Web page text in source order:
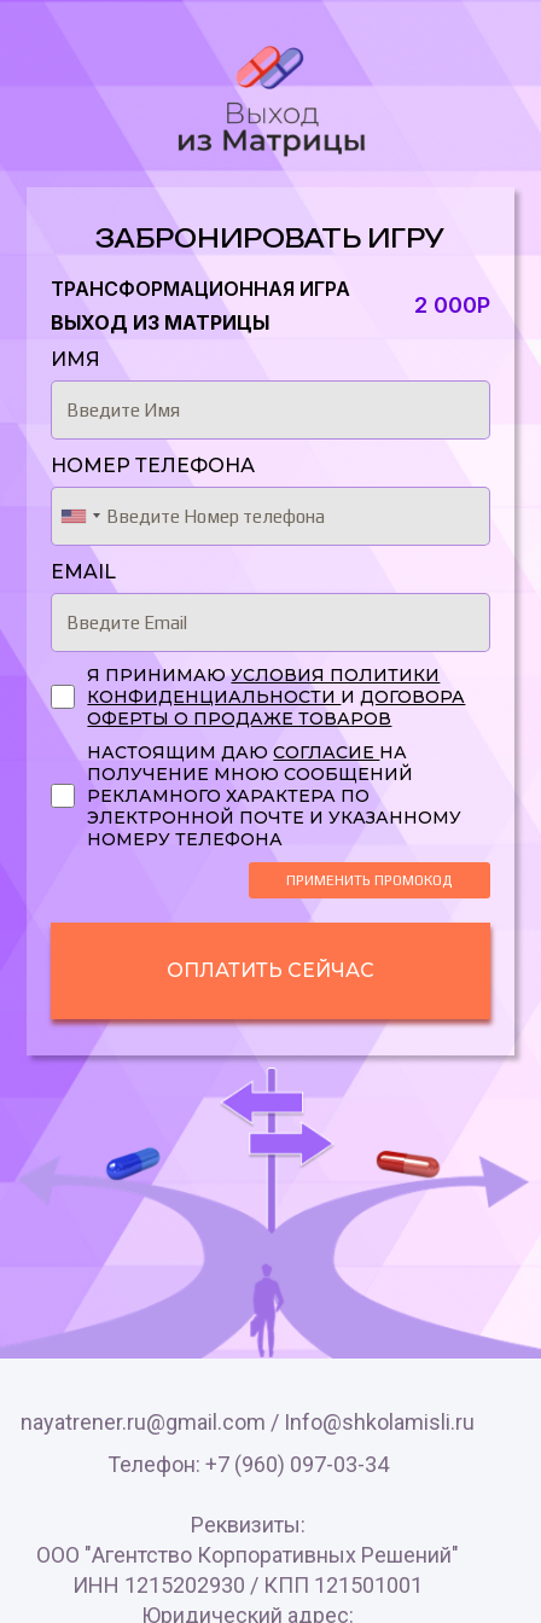
ЗАБРОНИРОВАТЬ ИГРУ
ТРАНСФОРМАЦИОННАЯ ИГРА
ВЫХОД ИЗ МАТРИЦЫ
2 000Р
ИМЯ
НОМЕР ТЕЛЕФОНА
EMAIL
Я ПРИНИМАЮУСЛОВИЯ ПОЛИТИКИ
КОНФИДЕНЦИАЛЬНОСТИ ИДОГОВОРА
ОФЕРТЫ О ПРОДАЖЕ ТОВАРОВ
НАСТОЯЩИМ ДАЮСОГЛАСИЕ НА
ПОЛУЧЕНИЕ МНОЮ СООБЩЕНИЙ
РЕКЛАМНОГО ХАРАКТЕРА ПО
ЭЛЕКТРОННОЙ ПОЧТЕ И УКАЗАННОМУ
НОМЕРУ ТЕЛЕФОНА
ПРИМЕНИТЬ ПРОМОКОД
ОПЛАТИТЬ СЕЙЧАС
nayatrener.ru@gmail.com / Info@shkolamisli.ru
Телефон: +7 (960) 097-03-34
Реквизиты:
ООО "Агентство Корпоративных Решений"
ИНН 1215202930 / КПП 121501001
Юридический адрес: